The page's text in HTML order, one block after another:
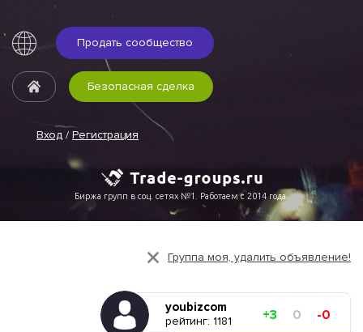
Продать сообщество
Вход / Регистрация
Безопасная сделка
Биржа групп в соц. сетях №1. Работаем с 2014 года.
Группа моя, удалить объявление!
youbizcom
рейтинг: 1181 +3 0 -0